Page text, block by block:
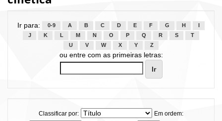
Ir para: 0-9 A B C D E F G H
J
K L M N O P Q R S
T
U
V W X Y Z
ou entre com as primeiras letras:
Classificar por:
Em ordem: